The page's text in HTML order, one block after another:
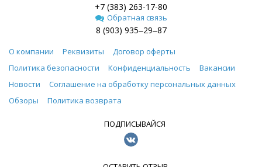
+7 (383) 263-17-80
Обратная связь
8 (903) 935‒29‒87
О компании Реквизиты
Договор оферты
Политика безопасности
Конфиденциальность
Вакансии
Новости
Соглашение на обработку персональных данных
Обзоры
Политика возврата
ПОДПИСЫВАЙСЯ